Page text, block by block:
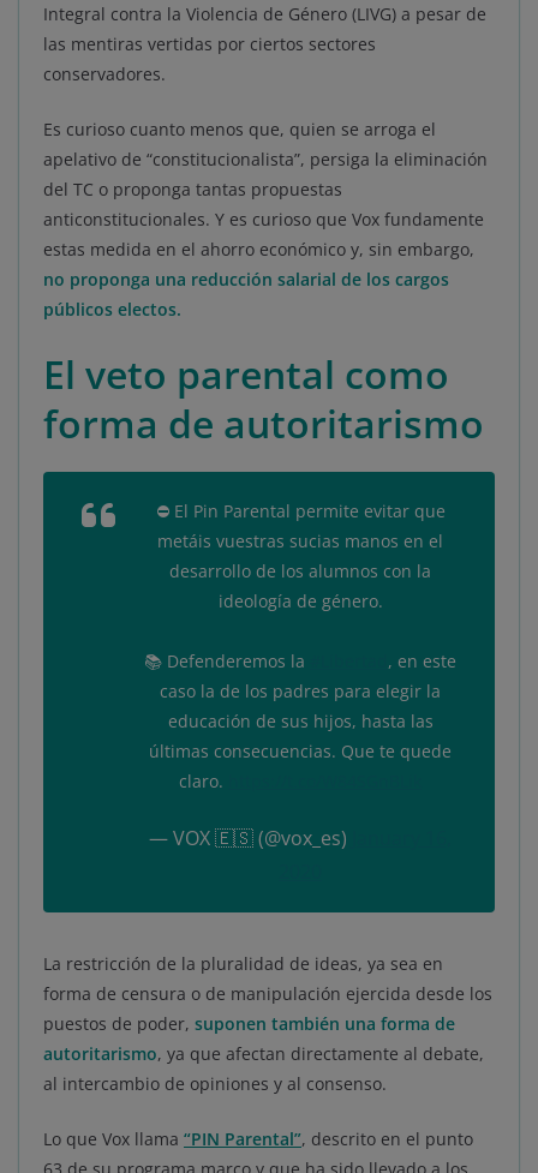
Integral contra la Violencia de Género (LIVG) a pesar de
las mentiras vertidas por ciertos sectores
conservadores.
Es curioso cuanto menos que, quien se arroga el
apelativo de “constitucionalista”, persiga la eliminación
del TC o proponga tantas propuestas
anticonstitucionales. Y es curioso que Vox fundamente
estas medida en el ahorro económico y, sin embargo,
no proponga una reducción salarial de los cargos
públicos electos.
El veto parental como
forma de autoritarismo
⛔ El Pin Parental permite evitar que
metáis vuestras sucias manos en el
desarrollo de los alumnos con la
ideología de género.
📚 Defenderemos la
, en este
caso la de los padres para elegir la
educación de sus hijos, hasta las
últimas consecuencias. Que te quede
claro.
— VOX 🇪🇸 (@vox_es)
La restricción de la pluralidad de ideas, ya sea en
forma de censura o de manipulación ejercida desde los
puestos de poder, suponen también una forma de
autoritarismo, ya que afectan directamente al debate,
al intercambio de opiniones y al consenso.
Lo que Vox llama “PIN Parental”, descrito en el punto